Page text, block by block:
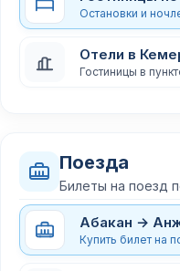
Остановки и
Отели в
Гостиницы в
Поезда
Билеты на поезд
Абакан →
Купить билет на